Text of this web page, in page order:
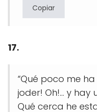
Copiar
17.
“Qué poco me
joder! Oh!… y hay
Qué cerca he